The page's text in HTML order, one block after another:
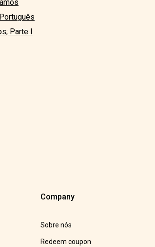
Parte I
Company
Sobre nós
Redeem coupon